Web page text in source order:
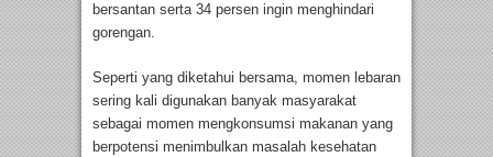
bersantan serta 34 persen ingin menghindari
gorengan.
Seperti yang diketahui bersama, momen lebaran
sering kali digunakan banyak masyarakat
sebagai momen mengkonsumsi makanan yang
berpotensi menimbulkan masalah kesehatan